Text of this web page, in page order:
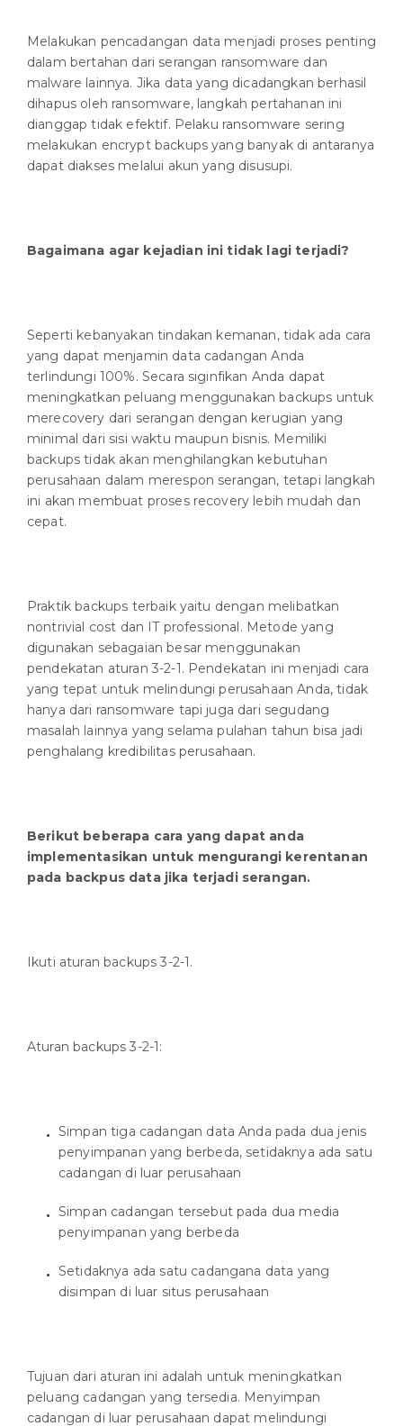
Melakukan pencadangan data menjadi proses penting
dalam bertahan dari serangan ransomware dan
malware lainnya. Jika data yang dicadangkan berhasil
dihapus oleh ransomware, langkah pertahanan ini
dianggap tidak efektif. Pelaku ransomware sering
melakukan encrypt backups yang banyak di antaranya
dapat diakses melalui akun yang disusupi.
Bagaimana agar kejadian ini tidak lagi terjadi?
Seperti kebanyakan tindakan kemanan, tidak ada cara
yang dapat menjamin data cadangan Anda
terlindungi 100%. Secara siginfikan Anda dapat
meningkatkan peluang menggunakan backups untuk
merecovery dari serangan dengan kerugian yang
minimal dari sisi waktu maupun bisnis. Memiliki
backups tidak akan menghilangkan kebutuhan
perusahaan dalam merespon serangan, tetapi langkah
ini akan membuat proses recovery lebih mudah dan
cepat.
Praktik backups terbaik yaitu dengan melibatkan
nontrivial cost dan IT professional. Metode yang
digunakan sebagaian besar menggunakan
pendekatan aturan 3-2-1. Pendekatan ini menjadi cara
yang tepat untuk melindungi perusahaan Anda, tidak
hanya dari ransomware tapi juga dari segudang
masalah lainnya yang selama pulahan tahun bisa jadi
penghalang kredibilitas perusahaan.
Berikut beberapa cara yang dapat anda
implementasikan untuk mengurangi kerentanan
pada backpus data jika terjadi serangan.
Ikuti aturan backups 3-2-1.
Aturan backups 3-2-1:
Simpan tiga cadangan data Anda pada dua jenis
penyimpanan yang berbeda, setidaknya ada satu
cadangan di luar perusahaan
Simpan cadangan tersebut pada dua media
penyimpanan yang berbeda
Setidaknya ada satu cadangana data yang
disimpan di luar situs perusahaan
Tujuan dari aturan ini adalah untuk meningkatkan
peluang cadangan yang tersedia. Menyimpan
cadangan di luar perusahaan dapat melindungi